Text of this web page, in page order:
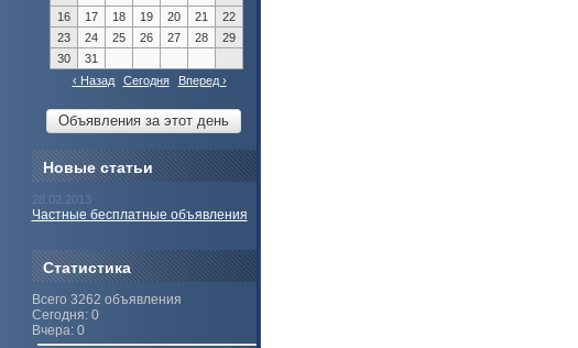
16
17 18 19 20 21
22
23
24 25 26 27 28
29
30
31
‹ Назад
Сегодня Вперед ›
Новые статьи
28.02.2013
Частные бесплатные объявления
Статистика
Всего 3262 объявления
Сегодня: 0
Вчера: 0